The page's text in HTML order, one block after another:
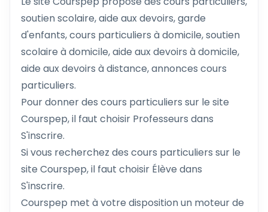
soutien scolaire, aide aux devoirs, garde
d'enfants, cours particuliers à domicile, soutien
scolaire à domicile, aide aux devoirs à domicile,
aide aux devoirs à distance, annonces cours
particuliers.
Pour donner des cours particuliers sur le site
Courspep, il faut choisir Professeurs dans
S'inscrire.
Si vous recherchez des cours particuliers sur le
site Courspep, il faut choisir Élève dans
S'inscrire.
Courspep met à votre disposition un moteur de